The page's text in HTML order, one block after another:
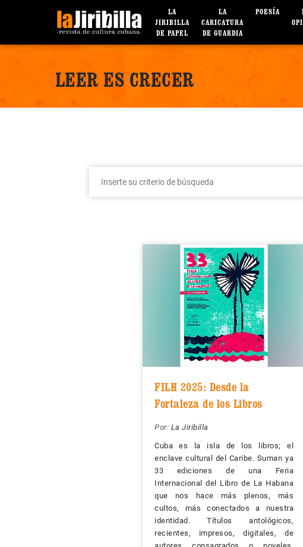
LA
JIRIBILLA
DE PAPEL
LA
CARICATURA
DE GUARDIA
POESÍA
LEER ES CRECER
FILH 2025: Desde la
Fortaleza de los Libros
Por: La Jiribilla
Cuba es la isla de los libros; el
enclave cultural del Caribe. Suman ya
33 ediciones de una Feria
Internacional del Libro de La Habana
que nos hace más plenos, más
cultos, más conectados a nuestra
identidad. Títulos antológicos,
recientes, impresos, digitales, de